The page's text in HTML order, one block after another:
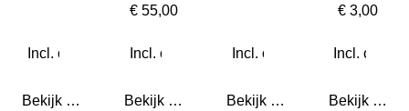
Bekijk details
€ 55,00
Bekijk details Bekijk details
€ 3,00
Bekijk